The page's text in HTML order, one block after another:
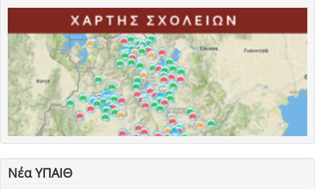
Νέα ΥΠΑΙΘ